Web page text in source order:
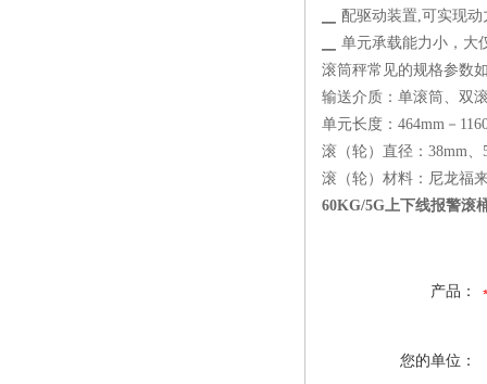
▁ 配驱动装置,可实现动
▁ 单元承载能力小，大
滚筒秤常见的规格参数
输送介质：单滚筒、双
单元长度：464mm－
滚（轮）直径：38mm、
滚（轮）材料：尼龙福
60KG/5G上下线报警滚
产品：
您的单位：